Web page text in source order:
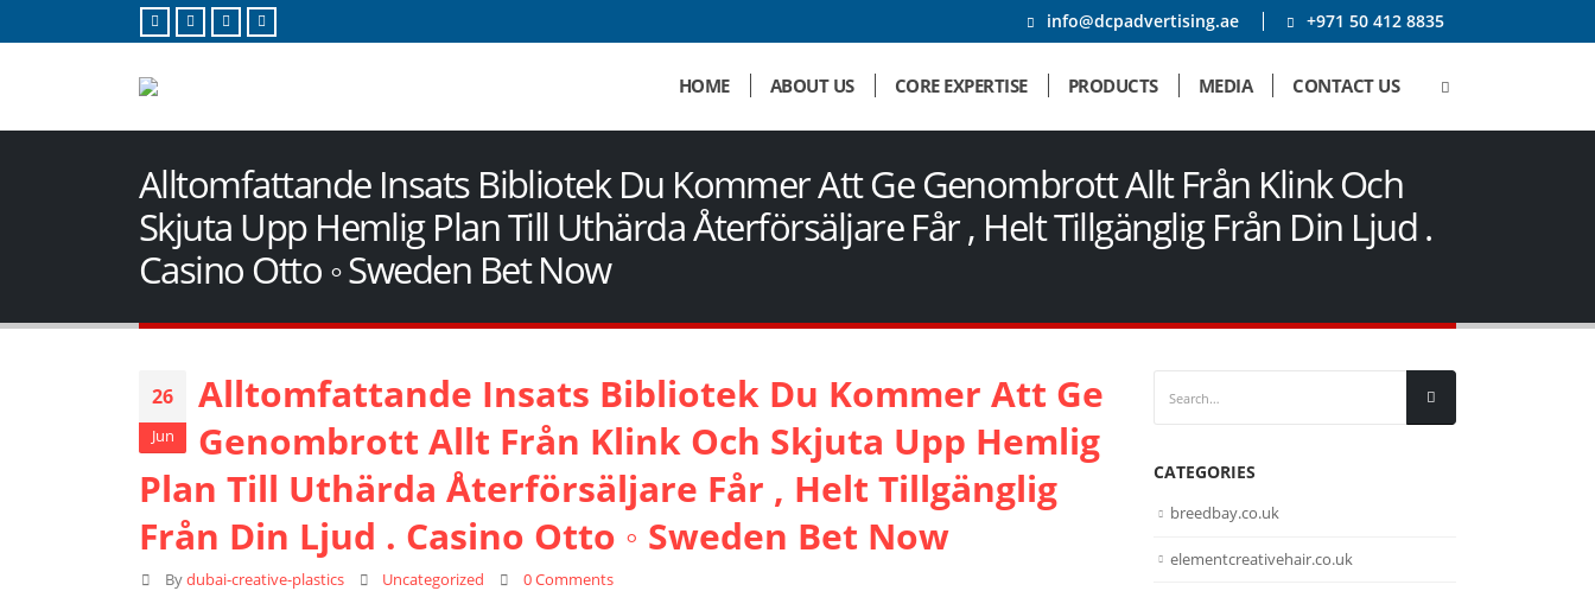
info@dcpadvertising.ae +971 50 412 8835
HOME ABOUT US CORE EXPERTISE PRODUCTS MEDIA CONTACT US
Alltomfattande Insats Bibliotek Du Kommer Att Ge Genombrott Allt Från Klink Och
Skjuta Upp Hemlig Plan Till Uthärda Återförsäljare Får , Helt Tillgänglig Från Din Ljud .
Casino Otto ◦ Sweden Bet Now
26
Jun
Alltomfattande Insats Bibliotek Du Kommer Att Ge
Genombrott Allt Från Klink Och Skjuta Upp Hemlig
Plan Till Uthärda Återförsäljare Får , Helt Tillgänglig
Från Din Ljud . Casino Otto ◦ Sweden Bet Now
Bydubai-creative-plastics Uncategorized 0 Comments
CATEGORIES
breedbay.co.uk
elementcreativehair.co.uk